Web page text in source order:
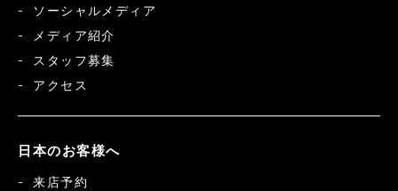
ソーシャルメディア
メディア紹介
スタッフ募集
アクセス
日本のお客様へ
来店予約